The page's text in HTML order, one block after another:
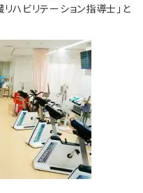
ハビリテーション指導士」と